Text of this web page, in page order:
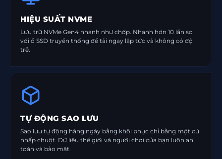
HIỆU SUẤT NVME
Lưu trữ NVMe Gen4 nhanh như chớp. Nhanh hơn 10 lần so
với ổ SSD truyền thống để tải ngay lập tức và không có độ
trễ.
TỰ ĐỘNG SAO LƯU
Sao lưu tự động hàng ngày bằng khôi phục chỉ bằng một cú
nhấp chuột. Dữ liệu thế giới và người chơi của bạn luôn an
toàn và bảo mật.